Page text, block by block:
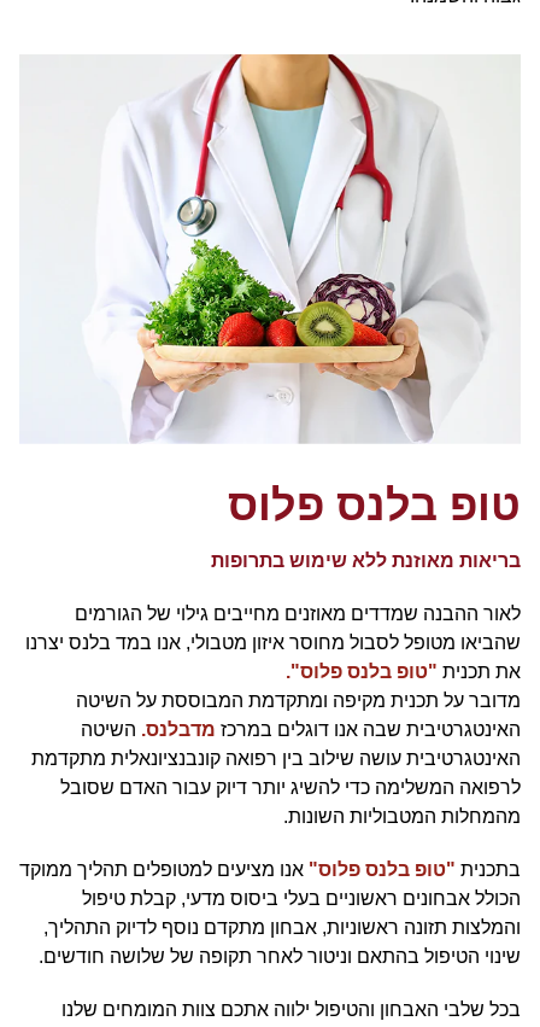
טופ בלנס פלוס
בריאות מאוזנת ללא שימוש בתרופות
לאור ההבנה שמדדים מאוזנים מחייבים גילוי של הגורמים
שהביאו מטופל לסבול מחוסר איזון מטבולי, אנו במד בלנס יצרנו
את תכנית "טופ בלנס פלוס".
מדובר על תכנית מקיפה ומתקדמת המבוססת על השיטה
האינטגרטיבית שבה אנו דוגלים במרכז מדבלנס. השיטה
האינטגרטיבית עושה שילוב בין רפואה קונבנציונאלית מתקדמת
לרפואה המשלימה כדי להשיג יותר דיוק עבור האדם שסובל
מהמחלות המטבוליות השונות.
בתכנית "טופ בלנס פלוס" אנו מציעים למטופלים תהליך ממוקד
הכולל אבחונים ראשוניים בעלי ביסוס מדעי, קבלת טיפול
והמלצות תזונה ראשוניות, אבחון מתקדם נוסף לדיוק התהליך,
שינוי הטיפול בהתאם וניטור לאחר תקופה של שלושה חודשים.
בכל שלבי האבחון והטיפול ילווה אתכם צוות המומחים שלנו